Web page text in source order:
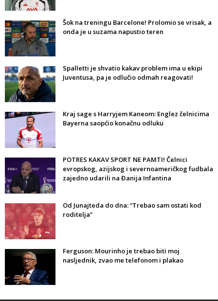
Šok na treningu Barcelone! Prolomio se vrisak, a
onda je u suzama napustio teren
Spalletti je shvatio kakav problem ima u ekipi
Juventusa, pa je odlučio odmah reagovati!
Kraj sage s Harryjem Kaneom: Englez čelnicima
Bayerna saopćio konačnu odluku
POTRES KAKAV SPORT NE PAMTI! Čelnici
evropskog, azijskog i severnoameričkog fudbala
zajedno udarili na Đanija Infantina
Od Junajteda do dna: “Trebao sam ostati kod
roditelja”
Ferguson: Mourinho je trebao biti moj
nasljednik, zvao me telefonom i plakao